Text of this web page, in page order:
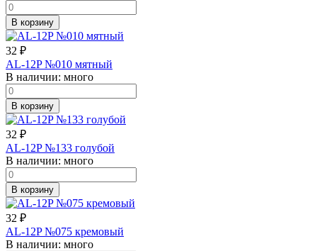
В корзину
32 ₽
AL-12P №010 мятный
В наличии: много
В корзину
32 ₽
AL-12P №133 голубой
В наличии: много
В корзину
32 ₽
AL-12P №075 кремовый
В наличии: много